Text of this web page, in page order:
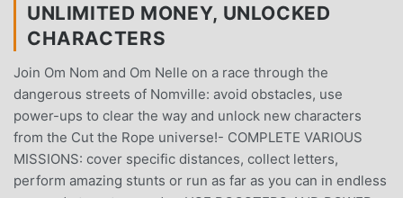
UNLIMITED MONEY, UNLOCKED
CHARACTERS
Join Om Nom and Om Nelle on a race through the
dangerous streets of Nomville: avoid obstacles, use
power-ups to clear the way and unlock new characters
from the Cut the Rope universe!- COMPLETE VARIOUS
MISSIONS: cover specific distances, collect letters,
perform amazing stunts or run as far as you can in endless